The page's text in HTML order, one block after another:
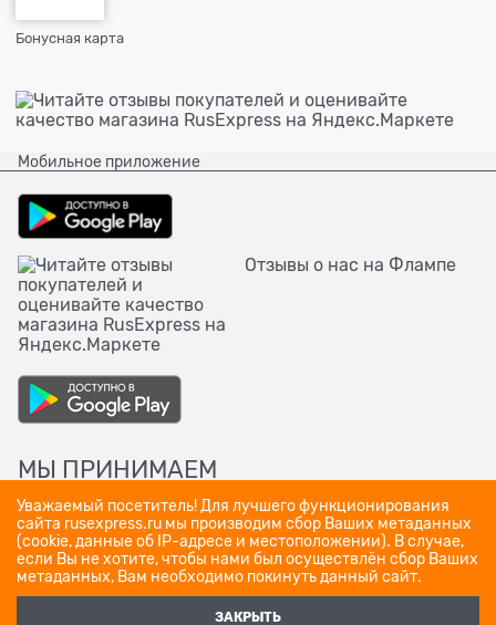
Бонусная карта
Мобильное приложение
Отзывы о нас на Флампе
МЫ ПРИНИМАЕМ
Уважаемый посетитель! Для лучшего функционирования
сайта rusexpress.ru мы производим сбор Ваших метаданных
(cookie, данные об IP-адресе и местоположении). В случае,
если Вы не хотите, чтобы нами был осуществлён сбор Ваших
метаданных, Вам необходимо покинуть данный сайт.
ЗАКРЫТЬ